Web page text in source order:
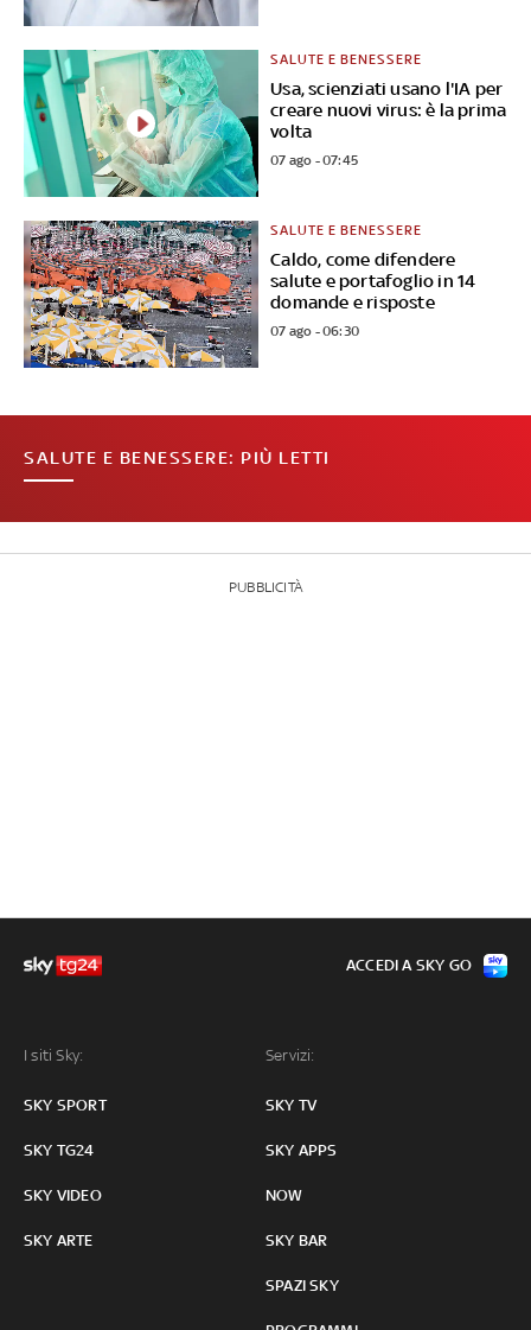
Usa, scienziati usano l'IA per
creare nuovi virus: è la prima
volta
SALUTE E BENESSERE
07 ago - 07:45
Caldo, come difendere
salute e portafoglio in 14
domande e risposte
SALUTE E BENESSERE
07 ago - 06:30
SALUTE E BENESSERE: PIÙ LETTI
PUBBLICITÀ
I siti Sky:
SKY SPORT
SKY TG24
SKY VIDEO
SKY ARTE
Servizi:
SKY TV
SKY APPS
NOW
SKY BAR
SPAZI SKY
ACCEDI A SKY GO